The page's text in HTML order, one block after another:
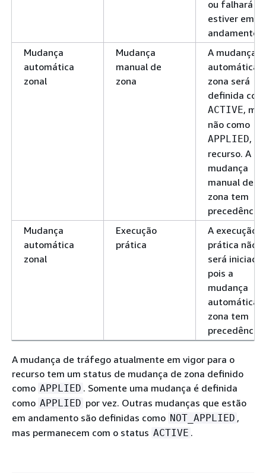
ou falhará se
estiver em
andamento.
Mudança
automática
zonal
Mudança
manual de
zona
A mudança
automática
zona será
definida
ACTIVE, mas
não como
APPLIED, no
recurso. A
mudança
manual de
zona tem
precedência.
Mudança
automática
zonal
Execução
prática
A execução
prática não
será iniciada,
pois a
mudança
automática
zona tem
precedência.
A mudança de tráfego atualmente em vigor para o
recurso tem um status de mudança de zona definido
como APPLIED . Somente uma mudança é definida
como APPLIED por vez. Outras mudanças que estão
em andamento são definidas como NOT_APPLIED ,
mas permanecem com o status ACTIVE .